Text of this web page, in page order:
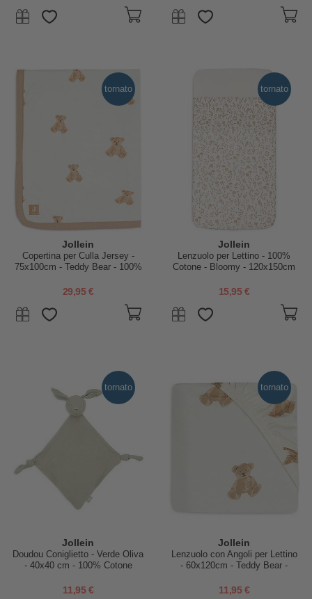
tornato
Jollein
Copertina per Culla Jersey -
75x100cm - Teddy Bear - 100%
29,95 €
tornato
Jollein
Lenzuolo per Lettino - 100%
Cotone - Bloomy - 120x150cm
15,95 €
tornato
Jollein
Doudou Coniglietto - Verde Oliva
- 40x40 cm - 100% Cotone
11,95 €
tornato
Jollein
Lenzuolo con Angoli per Lettino
- 60x120cm - Teddy Bear -
11,95 €